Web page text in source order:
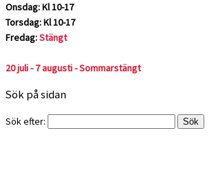
Onsdag: Kl 10-17
Torsdag: Kl 10-17
Fredag:Stängt
20 juli - 7 augusti - Sommarstängt
Sök på sidan
Sök efter: